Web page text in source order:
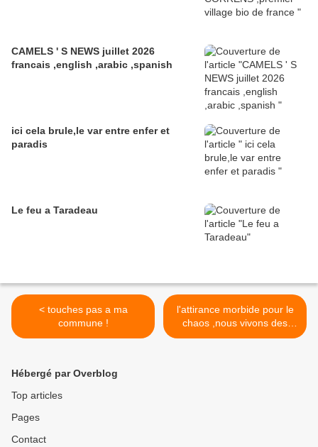
CAMELS ' S NEWS juillet 2026
francais ,english ,arabic ,spanish
ici cela brule,le var entre enfer et
paradis
Le feu a Taradeau
< touches pas a ma
commune !
l'attirance morbide pour le
chaos ,nous vivons des
jours sombres >
Hébergé par Overblog
Top articles
Pages
Contact